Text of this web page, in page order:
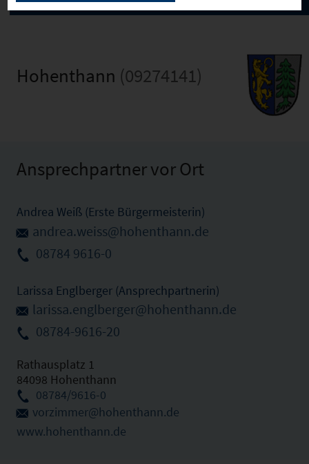
Hohenthann (09274141)
Ansprechpartner vor Ort
Andrea Weiß (Erste Bürgermeisterin)
andrea.weiss@hohenthann.de
08784 9616-0
Larissa Englberger (Ansprechpartnerin)
larissa.englberger@hohenthann.de
08784-9616-20
Rathausplatz 1
84098 Hohenthann
08784/9616-0
vorzimmer@hohenthann.de
www.hohenthann.de